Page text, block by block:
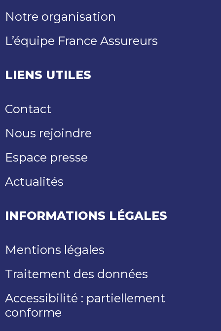
Notre organisation
L’équipe France Assureurs
LIENS UTILES
Contact
Nous rejoindre
Espace presse
Actualités
INFORMATIONS LÉGALES
Mentions légales
Traitement des données
Accessibilité : partiellement
conforme